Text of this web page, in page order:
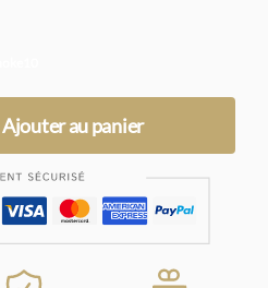
Ajouter au panier